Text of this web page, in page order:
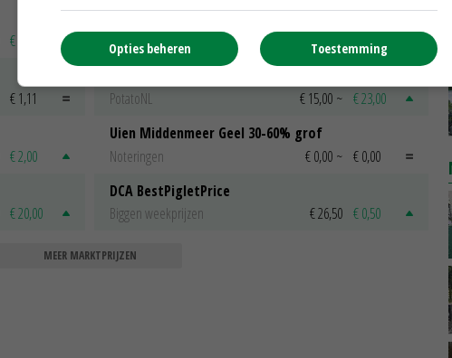
€ 7,00
€ 1,11
€ 2,00
€ 20,00
Barneveld
€ 12,00
€ 0,00
PotatoNL
€ 15,00 ~ € 23,00
Uien Middenmeer Geel 30-60% grof
Noteringen
€ 0,00 ~ € 0,00
DCA BestPigletPrice
Biggen weekprijzen
€ 26,50 € 0,50
MEER MARKTPRIJZEN
Toestemming
Opties beheren